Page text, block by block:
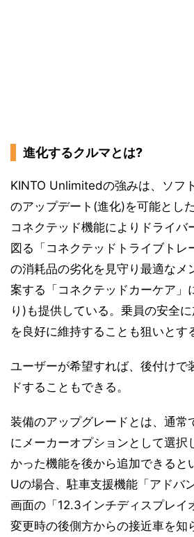
進化するクルマとは?
KINTO Unlimitedの強みは、ソフ
のアップデート(進化)を可能とし
コネクテッド機能によりドライバ
図る「コネクテッドトライブトレ
の消耗品の劣化を見守り最適なメ
案する「コネクテッドカーケア」
り)も提供している。乗員の安全
を良好に維持することも狙いとす
ユーザーが希望すれば、後付けで
ドすることもできる。
装備のアップグレードとは、通常
にメーカーオプションとして選択
かった機能を後から追加できると
Uの場合、駐車支援機能「アドバ
画面の「12.3インチディスプレイ
変更時の後側方からの接近車を知